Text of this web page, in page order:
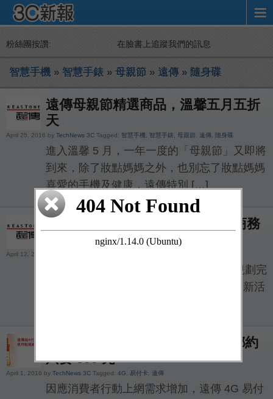
粉絲團按讚: 在臉書上追蹤我們的訊息
智慧手機 » 智慧手錶 » 母親節 » 遠傳 » 隨身碟
遠傳母親節精選商品，溫馨五月五折
天
April 25, 2016 by TechNews 3C Tagged: 智慧手機 智慧手錶 母親節 遠傳 隨身碟
進入溫馨 5 月，一年一度的「母親節」又即將
到來，除了妝點媽媽之外，也別忘了妝點媽媽
喜愛的手機及健康，遠傳特別 […]
遠傳白金會員全新入會禮，滿足商務
尊榮 VIP 禮遇
April 12, 2016 by
遠傳白金會員針對各種生活型態的 VIP 規劃完
整貼心禮遇方案，同時，季季也會推出最新活
遠傳 4G 易付卡，上網吃到飽免綁約
只要 899 元
April 1, 2016 by TechNews 3C Tagged: 4G 易付卡 遠傳
因應消費者行動上網需求增加，遠傳 4G 易付